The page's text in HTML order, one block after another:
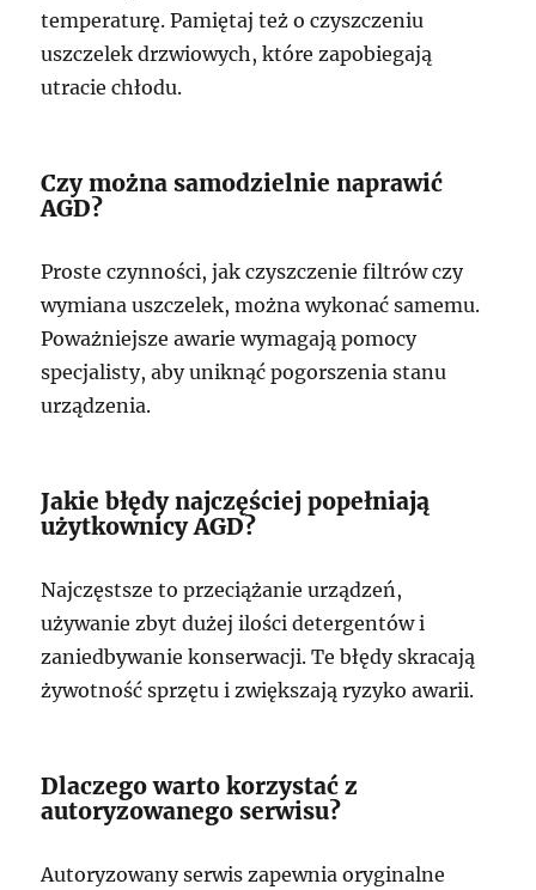
temperaturę. Pamiętaj też o czyszczeniu
uszczelek drzwiowych, które zapobiegają
utracie chłodu.
Czy można samodzielnie naprawić
AGD?
Proste czynności, jak czyszczenie filtrów czy
wymiana uszczelek, można wykonać samemu.
Poważniejsze awarie wymagają pomocy
specjalisty, aby uniknąć pogorszenia stanu
urządzenia.
Jakie błędy najczęściej popełniają
użytkownicy AGD?
Najczęstsze to przeciążanie urządzeń,
używanie zbyt dużej ilości detergentów i
zaniedbywanie konserwacji. Te błędy skracają
żywotność sprzętu i zwiększają ryzyko awarii.
Dlaczego warto korzystać z
autoryzowanego serwisu?
Autoryzowany serwis zapewnia oryginalne